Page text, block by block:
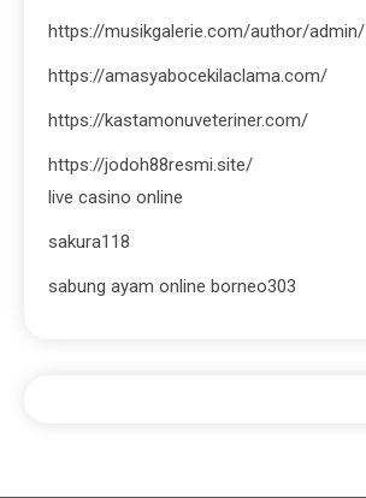
https://musikgalerie.com/author/admin/
https://amasyabocekilaclama.com/
https://kastamonuveteriner.com/
https://jodoh88resmi.site/
live casino online
sakura118
sabung ayam online borneo303